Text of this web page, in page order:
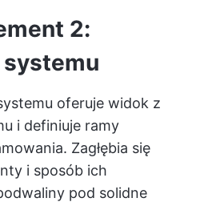
2:
oferuje widok z
i definiuje ramy
Zagłębia się
i sposób ich
pod solidne